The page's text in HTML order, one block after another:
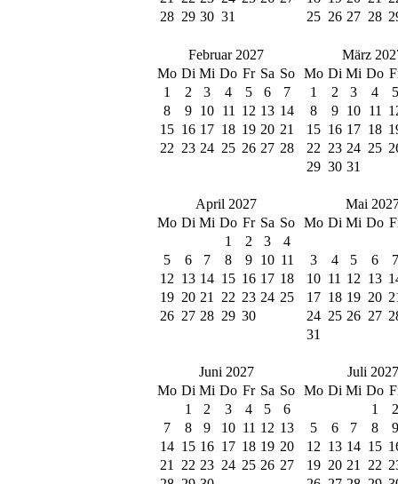
28 29 30 31
25 26 27 28
Februar 2027
Mo Di Mi Do Fr Sa So
1
2 3 4 5 6
7
8
9 10 11 12 13 14
15 16 17 18 19 20 21
22 23 24 25 26 27 28
März
Mo Di Mi Do
1
2 3 4
5
8
9 10 11
15 16 17 18
22 23 24 25
29 30 31
April 2027
Mo Di Mi Do Fr Sa So
1
2 3
4
5
6 7 8 9 10 11
12 13 14 15 16 17 18
19 20 21 22 23 24 25
26 27 28 29 30
Mai
Mo Di Mi Do
3 4 5 6
7
10 11 12 13
17 18 19 20
24 25 26 27
31
Juni 2027
Mo Di Mi Do Fr Sa So
1
2 3 4 5
6
7
8 9 10 11 12 13
14 15 16 17 18 19 20
21
22 23 24 25 26 27
Juli 2027
Mo Di Mi Do
1
2
5
6 7 8
9
12 13 14 15
19 20 21 22